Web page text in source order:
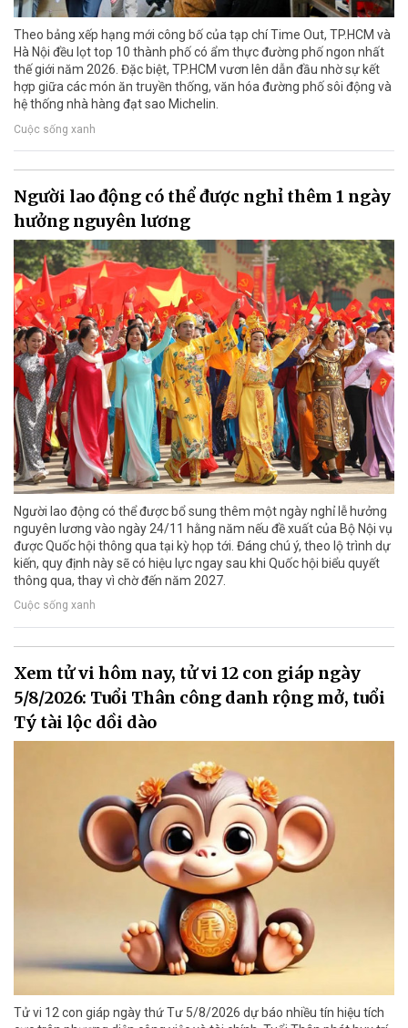
Theo bảng xếp hạng mới công bố của tạp chí Time Out, TP.HCM và
Hà Nội đều lọt top 10 thành phố có ẩm thực đường phố ngon nhất
thế giới năm 2026. Đặc biệt, TP.HCM vươn lên dẫn đầu nhờ sự kết
hợp giữa các món ăn truyền thống, văn hóa đường phố sôi động và
hệ thống nhà hàng đạt sao Michelin.
Cuộc sống xanh
Người lao động có thể được nghỉ thêm 1 ngày
hưởng nguyên lương
Người lao động có thể được bổ sung thêm một ngày nghỉ lễ hưởng
nguyên lương vào ngày 24/11 hằng năm nếu đề xuất của Bộ Nội vụ
được Quốc hội thông qua tại kỳ họp tới. Đáng chú ý, theo lộ trình dự
kiến, quy định này sẽ có hiệu lực ngay sau khi Quốc hội biểu quyết
thông qua, thay vì chờ đến năm 2027.
Cuộc sống xanh
Xem tử vi hôm nay, tử vi 12 con giáp ngày
5/8/2026: Tuổi Thân công danh rộng mở, tuổi
Tý tài lộc dồi dào
Tử vi 12 con giáp ngày thứ Tư 5/8/2026 dự báo nhiều tín hiệu tích